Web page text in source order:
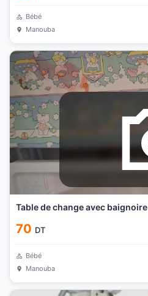
Bébé
Manouba
Table de change avec baignoire
70 DT
Bébé
Manouba